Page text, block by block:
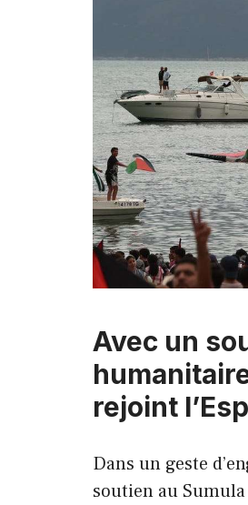
Avec un
rejoint
Dans un geste
soutien au